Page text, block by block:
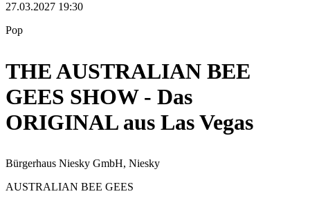
27.03.2027 19:30
Pop
THE AUSTRALIAN BEE
GEES SHOW - Das
ORIGINAL aus Las Vegas
Bürgerhaus Niesky GmbH, Niesky
AUSTRALIAN BEE GEES